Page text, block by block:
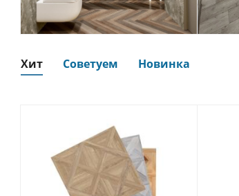
Хит Советуем Новинка